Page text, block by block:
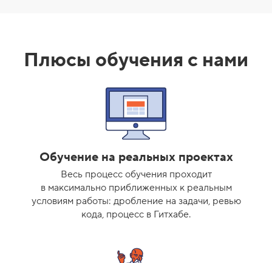
Плюсы обучения с нами
Обучение на реальных проектах
Весь процесс обучения проходит
в максимально приближенных к реальным
условиям работы: дробление на задачи, ревью
кода, процесс в Гитхабе.